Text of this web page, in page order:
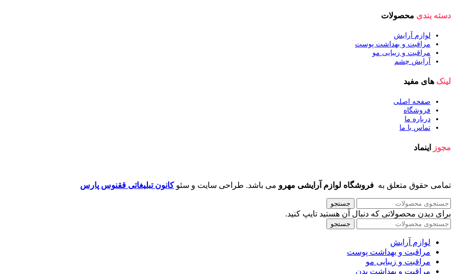
دسته بندی محصولات
لوازم آرایش
مراقبت و بهداشت پوست
مراقبت و زیبایی مو
آرایش چشم
لینک های مفید
صفحه اصلی
فروشگاه
درباره ما
تماس با ما
مجوز اینماد
تمامی حقوق متعلق به فروشگاه لوازم آرایشی مهرو می باشد. طراحی سایت و سئوکانون تبلیغاتی ققنوس پارس
جستجو
برای دیدن محصولاتی که دنبال آن هستید تایپ کنید.
جستجو
لوازم آرایش
مراقبت و بهداشت پوست
مراقبت و زیبایی مو
مراقبت و بهداشت بدن